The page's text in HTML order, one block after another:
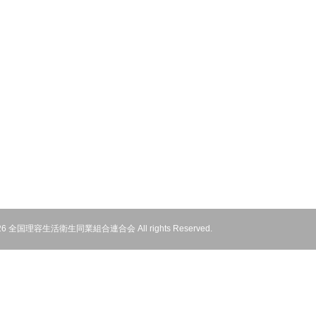
全国理容生活衛生同業組合連合会 All rights Reserved.